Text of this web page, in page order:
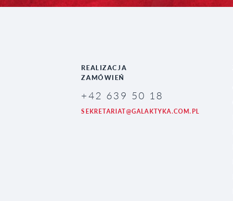
REALIZACJA
ZAMÓWIEŃ
+42 639 50 18
SEKRETARIAT@GALAKTYKA.COM.PL